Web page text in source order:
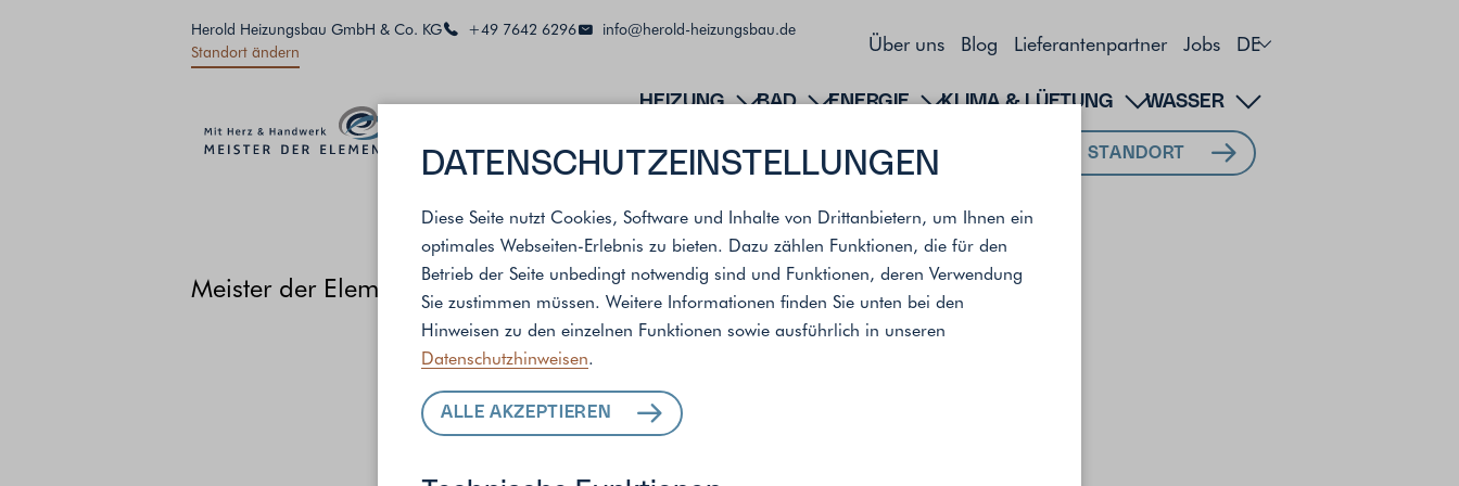
DATENSCHUTZ­EINSTELLUNGEN
Diese Seite nutzt Cookies, Software und Inhalte von Drittanbietern, um Ihnen ein
optimales Webseiten-Erlebnis zu bieten. Dazu zählen Funktionen, die für den
Betrieb der Seite unbedingt notwendig sind und Funktionen, deren Verwendung
Sie zustimmen müssen. Weitere Informationen finden Sie unten bei den
Hinweisen zu den einzelnen Funktionen sowie ausführlich in unseren
Datenschutzhinweisen.
ALLE AKZEPTIEREN
Herold Heizungsbau GmbH & Co. KG +49 7642 6296
info@herold-heizungsbau.de
Standort ändern
Über uns Blog Lieferantenpartner Jobs DE
HEIZUNG BAD ENERGIE KLIMA & LÜFTUNG WASSER
MEIN STANDORT
Meister der Elemente/ Standort
ALLE LEISTUNGEN
FÜR IHR ZUHAUSE